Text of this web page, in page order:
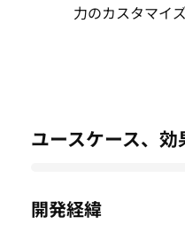
力のカスタマイ
ユースケース、効
開発経緯